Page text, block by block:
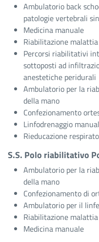
Ambulatorio back
patologie vertebrali
Medicina manuale
Riabilitazione
Percorsi riabilitativi
sottoposti ad
anestetiche peridurali
Ambulatorio per la
della mano
Confezionamento
Linfodrenaggio
Rieducazione
S.S. Polo riabilitativo
Ambulatorio per la
della mano
Confezionamento di
Ambulatorio per il
Riabilitazione
Medicina manuale